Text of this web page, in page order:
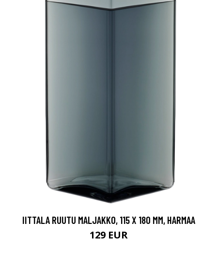
IITTALA RUUTU MALJAKKO, 115 X 180 MM, HARMAA
129 EUR